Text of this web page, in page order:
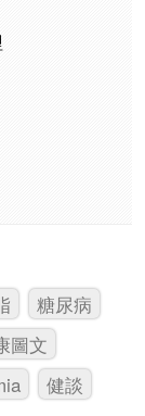
糖尿病
圖文
健談